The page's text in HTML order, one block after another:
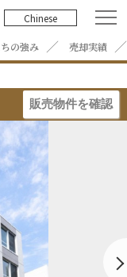
Chinese
の強み 売却実績
販売物件を確認